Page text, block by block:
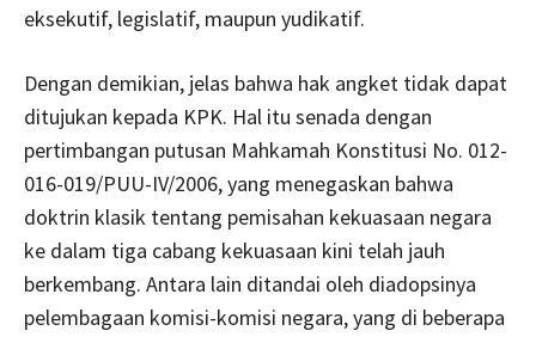
eksekutif, legislatif, maupun yudikatif.
Dengan demikian, jelas bahwa hak angket tidak dapat
ditujukan kepada KPK. Hal itu senada dengan
pertimbangan putusan Mahkamah Konstitusi No. 012-
016-019/PUU-IV/2006, yang menegaskan bahwa
doktrin klasik tentang pemisahan kekuasaan negara
ke dalam tiga cabang kekuasaan kini telah jauh
berkembang. Antara lain ditandai oleh diadopsinya
pelembagaan komisi-komisi negara, yang di beberapa